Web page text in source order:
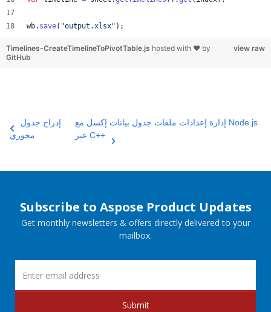
wb. save( "output.xlsx" ) ;
view raw
Timelines-CreateTimelineToPivotTable.js hosted with ❤ by
GitHub
إدراج جدول
محوري
إدارة إعدادات ملفات جدول بيانات إكسل مع Node.js
عبر C++
Subscribe to Aspose Product Updates
Get monthly newsletters & offers directly delivered to your
mailbox.
Submit